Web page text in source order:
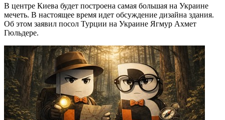
В центре Киева будет построена самая большая на Украине
мечеть. В настоящее время идет обсуждение дизайна здания.
Об этом заявил посол Турции на Украине Ягмур Ахмет
Гюльдере.